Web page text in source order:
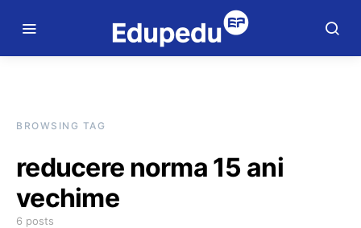
BROWSING TAG
reducere norma 15 ani
vechime
6 posts